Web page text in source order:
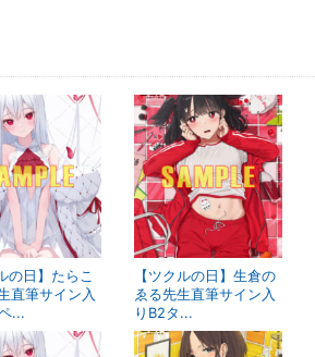
の日】たらこ
直筆サイン入
...
【ツクルの日】生倉の
ゑる先生直筆サイン入
りB2タ...